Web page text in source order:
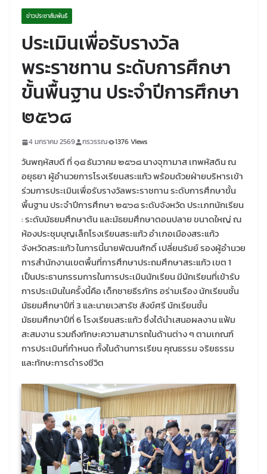
ข่าวประชาสัมพันธ์
ประเมินเพื่อรับรางวัล
พระราชทาน ระดับการศึกษา
ขั้นพื้นฐาน ประจำปีการศึกษา
๒๕๖๘
4 มกราคม 2569 กรวรรณ 1376 Views
วันพฤหัสบดี ที่ ๑๘ ธันวาคม ๒๕๖๘ นางจุฑามาส เทพหัสดิน ณ
อยุธยา ผู้อำนวยการโรงเรียนสระแก้ว พร้อมด้วยฝ่ายบริหารเข้า
ร่วมการประเมินเพื่อรับรางวัลพระราชทาน ระดับการศึกษาขั้น
พื้นฐาน ประจำปีการศึกษา ๒๕๖๘ ระดับจังหวัด ประเภทนักเรียน
: ระดับมัธยมศึกษาต้น และมัธยมศึกษาตอนปลาย ขนาดใหญ่ ณ
ห้องประชุมบุญเล็กโรงเรียนสระแก้ว อำเภอเมืองสระแก้ว
จังหวัดสระแก้ว ในการนี้นายพัฒนศักดิ์ เปลี่ยนรัมย์ รองผู้อำนวย
การสำนักงานเขตพื้นที่การศึกษาประถมศึกษาสระแก้ว เขต 1
เป็นประธานกรรมการในการประเมินนักเรียน มีนักเรียนที่เข้ารับ
การประเมินในครั้งนี้คือ เด็กชายธีรภัทร อร่ามเรือง นักเรียนชั้น
มัธยมศึกษาปีที่ 3 และนายเวสารัช สังข์ศรี นักเรียนชั้น
มัธยมศึกษาปีที่ 6 โรงเรียนสระแก้ว ซึ่งได้นำเสนอผลงาน แฟ้ม
สะสมงาน รวมถึงทักษะความสามารถในด้านต่าง ๆ ตามเกณฑ์
การประเมินที่กำหนด ทั้งในด้านการเรียน คุณธรรม จริยธรรม
และทักษะการดำรงชีวิต